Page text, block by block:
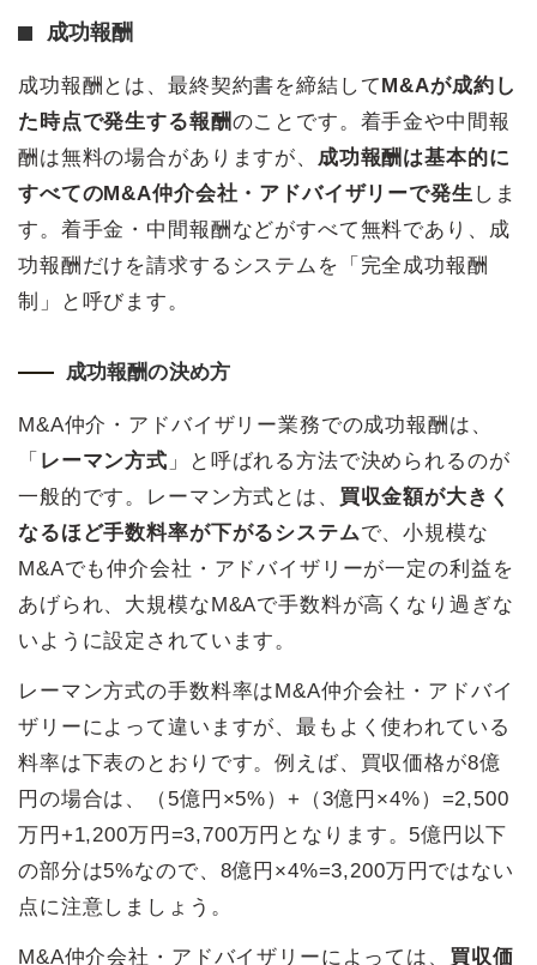
成功報酬
成功報酬とは、最終契約書を締結してM&Aが成約し
た時点で発生する報酬のことです。着手金や中間報
酬は無料の場合がありますが、 成功報酬は基本的に
すべてのM&A仲介会社・アドバイザリーで発生 しま
す。着手金・中間報酬などがすべて無料であり、成
功報酬だけを請求するシステムを「完全成功報酬
制」と呼びます。
成功報酬の決め方
M&A仲介・アドバイザリー業務での成功報酬は、
「 レーマン方式 」と呼ばれる方法で決められるのが
一般的です。レーマン方式とは、 買収金額が大きく
なるほど手数料率が下がるシステムで、小規模な
M&Aでも仲介会社・アドバイザリーが一定の利益を
あげられ、大規模なM&Aで手数料が高くなり過ぎな
いように設定されています。
レーマン方式の手数料率はM&A仲介会社・アドバイ
ザリーによって違いますが、最もよく使われている
料率は下表のとおりです。例えば、買収価格が8億
円の場合は、（5億円×5%）+（3億円×4%）=2,500
万円+1,200万円=3,700万円となります。5億円以下
の部分は5%なので、8億円×4%=3,200万円ではない
点に注意しましょう。
M&A仲介会社・アドバイザリーによっては、 買収価